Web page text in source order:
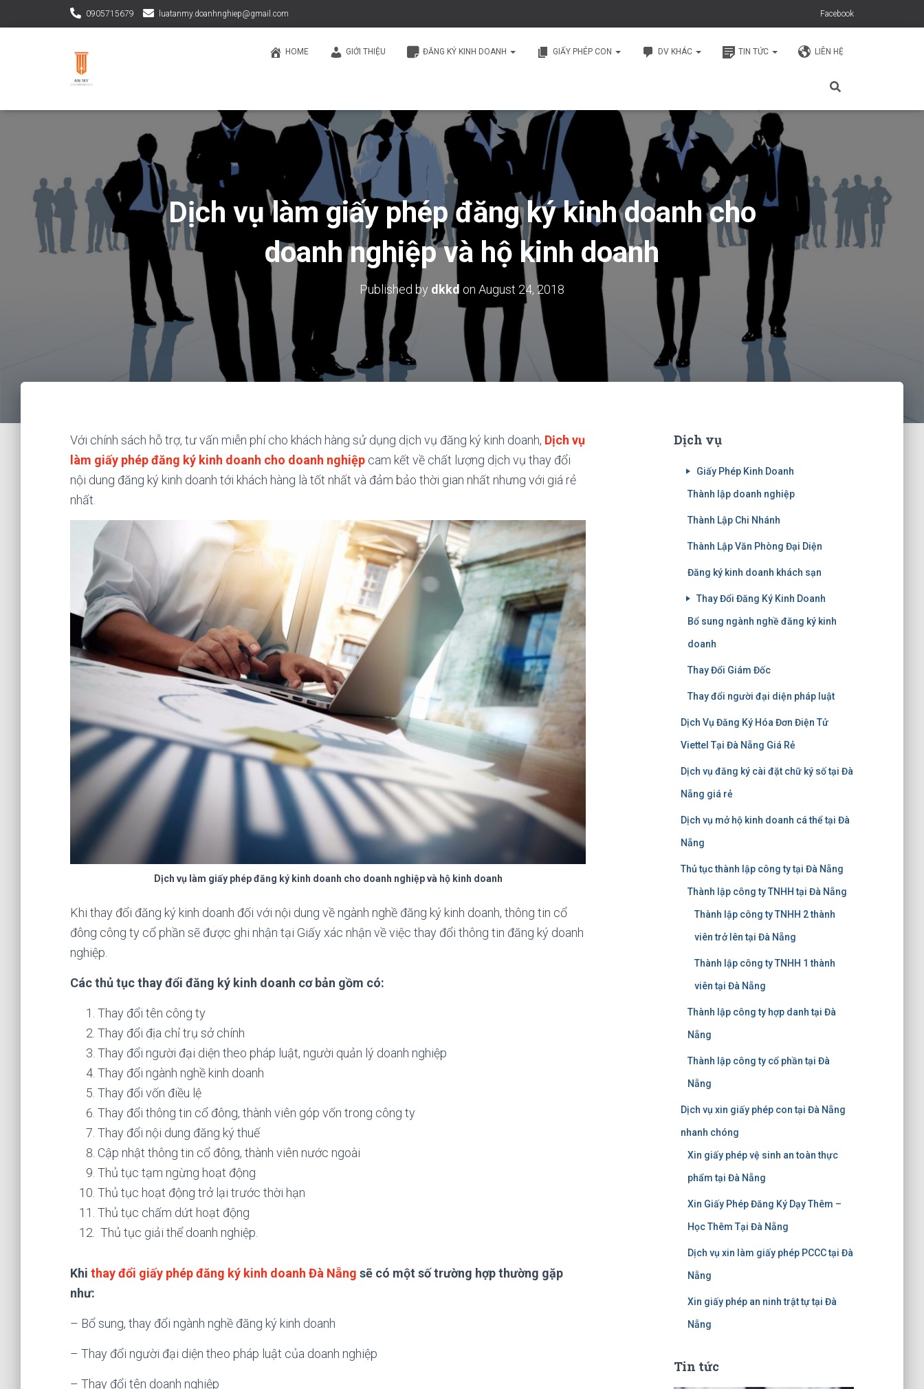
Facebook
0905715679 luatanmy.doanhnghiep@gmail.com
HOME GIỚI THIỆU ĐĂNG KÝ KINH DOANH GIẤY PHÉP CON DV KHÁC TIN TỨC LIÊN HỆ
Dịch vụ làm giấy phép đăng ký kinh doanh cho
doanh nghiệp và hộ kinh doanh
Published by dkkd on August 24, 2018
Với chính sách hỗ trợ, tư vấn miễn phí cho khách hàng sử dụng dịch vụ đăng ký kinh doanh, Dịch vụ
làm giấy phép đăng ký kinh doanh cho doanh nghiệp cam kết về chất lượng dịch vụ thay đổi
nội dung đăng ký kinh doanh tới khách hàng là tốt nhất và đảm bảo thời gian nhất nhưng với giá rẻ
nhất.
Dịch vụ làm giấy phép đăng ký kinh doanh cho doanh nghiệp và hộ kinh doanh
Khi thay đổi đăng ký kinh doanh đối với nội dung về ngành nghề đăng ký kinh doanh, thông tin cổ
đông công ty cổ phần sẽ được ghi nhận tại Giấy xác nhận về việc thay đổi thông tin đăng ký doanh
nghiệp.
Các thủ tục thay đổi đăng ký kinh doanh cơ bản gồm có:
Thay đổi tên công ty
Thay đổi địa chỉ trụ sở chính
Thay đổi người đại diện theo pháp luật, người quản lý doanh nghiệp
Thay đổi ngành nghề kinh doanh
Thay đổi vốn điều lệ
Thay đổi thông tin cổ đông, thành viên góp vốn trong công ty
Thay đổi nội dung đăng ký thuế
Cập nhật thông tin cổ đông, thành viên nước ngoài
Thủ tục tạm ngừng hoạt động
Thủ tục hoạt động trở lại trước thời hạn
Thủ tục chấm dứt hoạt động
Thủ tục giải thể doanh nghiệp.
Khi thay đổi giấy phép đăng ký kinh doanh Đà Nẵng sẽ có một số trường hợp thường gặp
như:
– Bổ sung, thay đổi ngành nghề đăng ký kinh doanh
– Thay đổi người đại diện theo pháp luật của doanh nghiệp
– Thay đổi tên doanh nghiệp
Dịch vụ
Giấy Phép Kinh Doanh
Thành lập doanh nghiệp
Thành Lập Chi Nhánh
Thành Lập Văn Phòng Đại Diện
Đăng ký kinh doanh khách sạn
Thay Đổi Đăng Ký Kinh Doanh
Bổ sung ngành nghề đăng ký kinh
doanh
Thay Đổi Giám Đốc
Thay đổi người đại diện pháp luật
Dịch Vụ Đăng Ký Hóa Đơn Điện Tử
Viettel Tại Đà Nẵng Giá Rẻ
Dịch vụ đăng ký cài đặt chữ ký số tại Đà
Nẵng giá rẻ
Dịch vụ mở hộ kinh doanh cá thể tại Đà
Nẵng
Thủ tục thành lập công ty tại Đà Nẵng
Thành lập công ty TNHH tại Đà Nẵng
Thành lập công ty TNHH 2 thành
viên trở lên tại Đà Nẵng
Thành lập công ty TNHH 1 thành
viên tại Đà Nẵng
Thành lập công ty hợp danh tại Đà
Nẵng
Thành lập công ty cổ phần tại Đà
Nẵng
Dịch vụ xin giấy phép con tại Đà Nẵng
nhanh chóng
Xin giấy phép vệ sinh an toàn thực
phẩm tại Đà Nẵng
Xin Giấy Phép Đăng Ký Dạy Thêm –
Học Thêm Tại Đà Nẵng
Dịch vụ xin làm giấy phép PCCC tại Đà
Nẵng
Xin giấy phép an ninh trật tự tại Đà
Nẵng
Tin tức